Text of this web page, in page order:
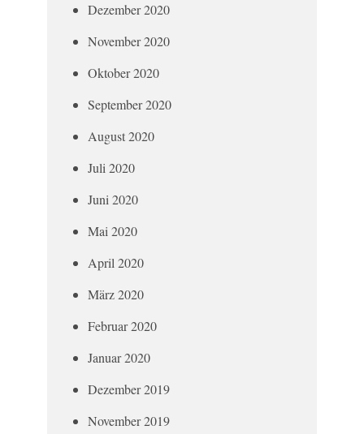
Dezember 2020
November 2020
Oktober 2020
September 2020
August 2020
Juli 2020
Juni 2020
Mai 2020
April 2020
März 2020
Februar 2020
Januar 2020
Dezember 2019
November 2019